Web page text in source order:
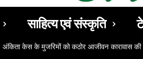
साहित्य एवं संस्कृति
अंकिता केस के मुजरिमों को कठोर आजीवन कारावास की